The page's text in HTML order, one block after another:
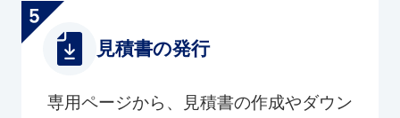
見積書の発行
専用ページから、見積書の作成やダウン